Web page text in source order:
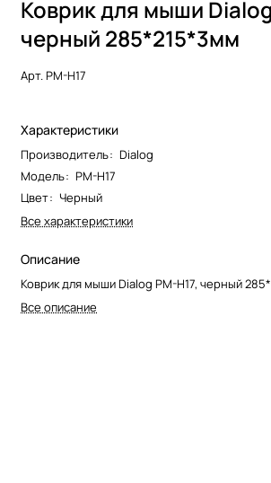
Коврик для мыши
черный 285*215*3мм
Арт.PM-H17
Характеристики
Производитель: Dialog
Модель: PM-H17
Цвет: Черный
Все характеристики
Описание
Коврик для мыши Dialog PM-H17, черный
Все описание